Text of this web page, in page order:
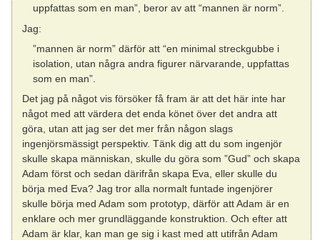
uppfattas som en man”, beror av att “mannen är norm”.
Jag:
”mannen är norm” därför att “en minimal streckgubbe i
isolation, utan några andra figurer närvarande, uppfattas
som en man”.
Det jag på något vis försöker få fram är att det här inte har
något med att värdera det enda könet över det andra att
göra, utan att jag ser det mer från någon slags
ingenjörsmässigt perspektiv. Tänk dig att du som ingenjör
skulle skapa människan, skulle du göra som ”Gud” och skapa
Adam först och sedan därifrån skapa Eva, eller skulle du
börja med Eva? Jag tror alla normalt funtade ingenjörer
skulle börja med Adam som prototyp, därför att Adam är en
enklare och mer grundläggande konstruktion. Och efter att
Adam är klar, kan man ge sig i kast med att utifrån Adam